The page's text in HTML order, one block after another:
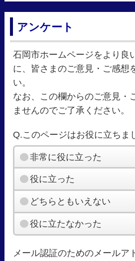
アンケート
石岡市ホームページをより良
に、皆さまのご意見・ご感想
い。
なお、この欄からのご意見・
ませんのでご了承ください。
Q.このページはお役に立ちま
非常に役に立った
役に立った
どちらともいえない
役に立たなかった
メール認証のためのメールア